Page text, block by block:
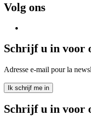
Volg ons
Schrijf u in voor
Adresse e-mail pour la
Ik schrijf me in
Schrijf u in voor